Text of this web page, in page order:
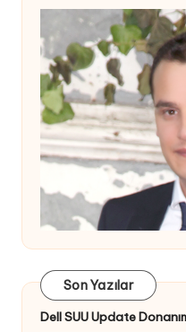
Son Yazılar
Dell SUU Update